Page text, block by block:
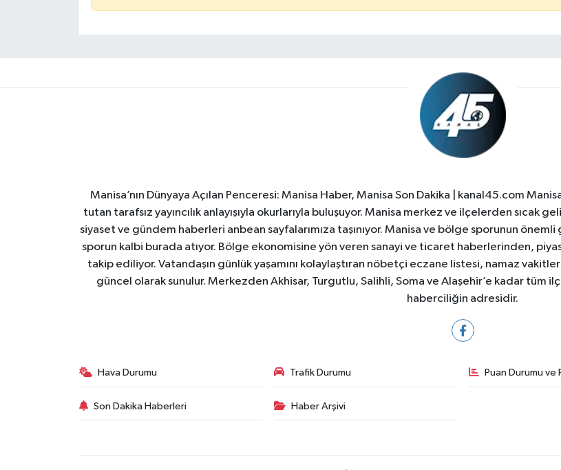
Manisa’nın Dünyaya Açılan Penceresi: Manisa Haber, Manisa Son Dakika | kanal45.com
tutan tarafsız yayıncılık anlayışıyla okurlarıyla buluşuyor. Manisa merkez ve ilçelerden sıcak
siyaset ve gündem haberleri anbean sayfalarımıza taşınıyor. Manisa ve bölge sporunun
sporun kalbi burada atıyor. Bölge ekonomisine yön veren sanayi ve ticaret haberlerinden,
takip ediliyor. Vatandaşın günlük yaşamını kolaylaştıran nöbetçi eczane listesi, namaz
güncel olarak sunulur. Merkezden Akhisar, Turgutlu, Salihli, Soma ve Alaşehir’e kadar tüm
haberciliğin adresidir.
Hava Durumu Trafik Durumu Puan Durumu ve
Son Dakika Haberleri Haber Arşivi